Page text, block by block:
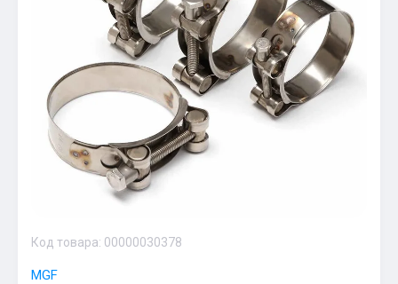
Код товара: 00000030378
МGF